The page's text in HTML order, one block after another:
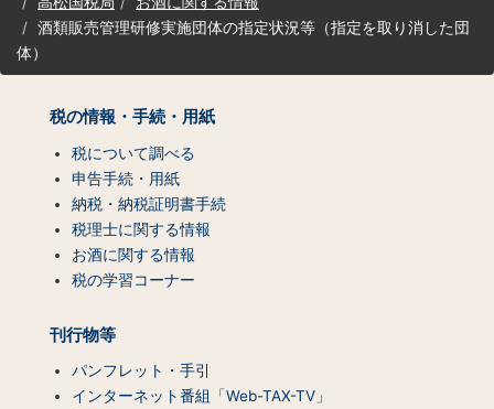
ッ
プ
酒類販売管理研修実施団体の指定状況等（指定を取り消した団
体）
税の情報・手続・用紙
税について調べる
申告手続・用紙
納税・納税証明書手続
税理士に関する情報
お酒に関する情報
税の学習コーナー
刊行物等
パンフレット・手引
インターネット番組「Web-TAX-TV」